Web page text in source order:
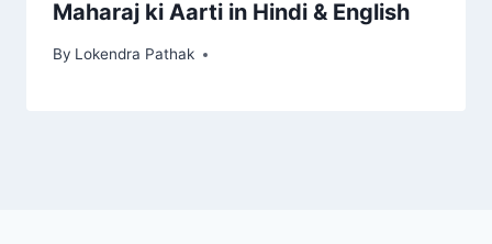
Maharaj ki Aarti in Hindi & English
By Lokendra Pathak